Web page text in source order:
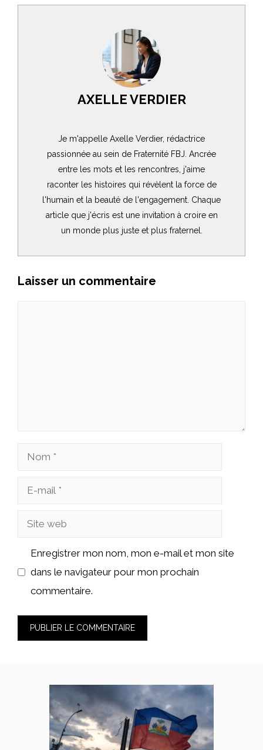
AXELLE VERDIER
Je m'appelle Axelle Verdier, rédactrice
passionnée au sein de Fraternité FBJ. Ancrée
entre les mots et les rencontres, j'aime
raconter les histoires qui révèlent la force de
l'humain et la beauté de l'engagement. Chaque
article que j'écris est une invitation à croire en
un monde plus juste et plus fraternel.
Laisser un commentaire
Nom
Site
Enregistrer mon nom, mon e-mail et mon site
dans le navigateur pour mon prochain
commentaire.